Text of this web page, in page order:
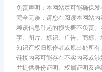
免责声明：本网站尽可能确保
完全无误，请您在阅读本网站
赖该信息引起的损失概不负责
字、图片、标识、广告、商标
知识产权归原作者或原出处所
链接内容可能存在不实内容或
并提供身份证明、权属证明及